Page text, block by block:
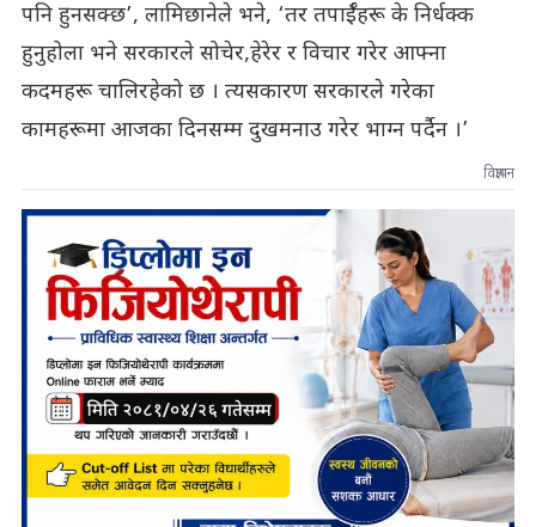
पनि हुनसक्छ’, लामिछानेले भने, ‘तर तपाईँहरू के निर्धक्क
हुनुहोला भने सरकारले सोचेर,हेरेर र विचार गरेर आफ्ना
कदमहरू चालिरहेको छ । त्यसकारण सरकारले गरेका
कामहरूमा आजका दिनसम्म दुखमनाउ गरेर भाग्न पर्दैन ।’
विज्ञापन